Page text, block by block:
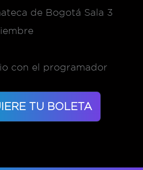
de Bogotá Sala 3
con el programador
TU BOLETA